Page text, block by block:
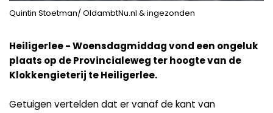
Quintin Stoetman/ OldambtNu.nl & ingezonden
Heiligerlee - Woensdagmiddag vond een ongeluk
plaats op de Provincialeweg ter hoogte van de
Klokkengieterij te Heiligerlee.
Getuigen vertelden dat er vanaf de kant van